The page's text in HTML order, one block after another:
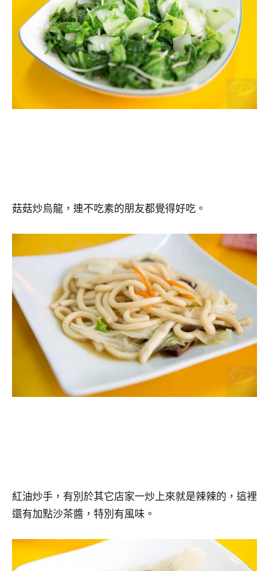
菇菇炒烏龍，連不吃素的朋友都覺得好吃。
紅油炒手，有別於其它店家一炒上來就是辣辣的，這裡
還有加點沙茶醬，特別有風味。